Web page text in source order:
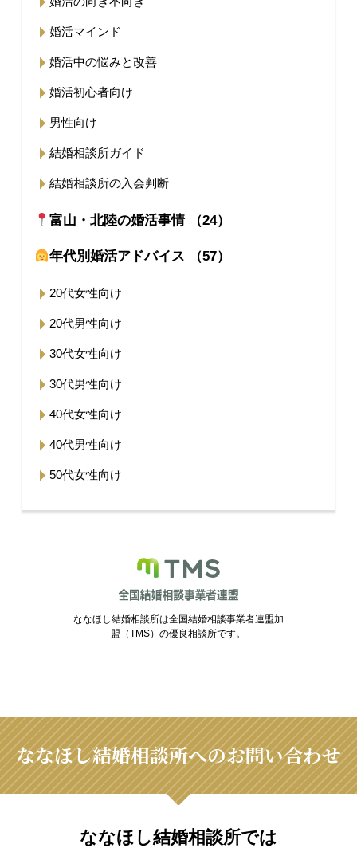
婚活マインド
婚活中の悩みと改善
婚活初心者向け
男性向け
結婚相談所ガイド
結婚相談所の入会判断
富山・北陸の婚活事情 （24）
年代別婚活アドバイス （57）
20代女性向け
20代男性向け
30代女性向け
30代男性向け
40代女性向け
40代男性向け
50代女性向け
ななほし結婚相談所は全国結婚相談事業者連盟加
盟（TMS）の優良相談所です。
ななほし結婚相談所へのお問い合わせ
ななほし結婚相談所では